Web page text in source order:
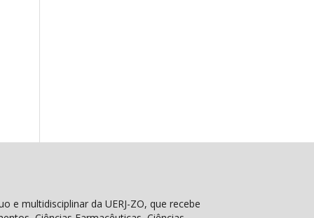
e multidisciplinar da UERJ-ZO, que recebe